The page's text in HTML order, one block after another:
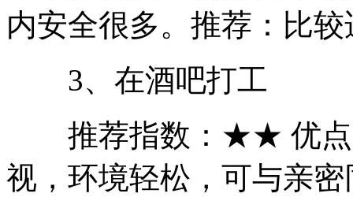
内安全很多。推荐：比
3、在酒吧打工
推荐指数：★★ 优点
视，环境轻松，可与亲